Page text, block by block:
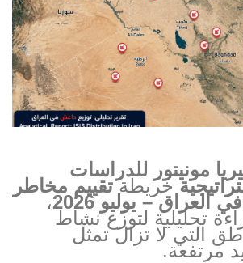
مونيتور للدراسات
خريطةتقييم مخاطر
– يوليو 2026 ،
تحليلية لتوزع نشاط
التي لا تزال تمثل
مرتفعة.